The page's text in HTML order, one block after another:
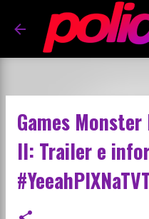
Pular para o
Games
II: Trailer e